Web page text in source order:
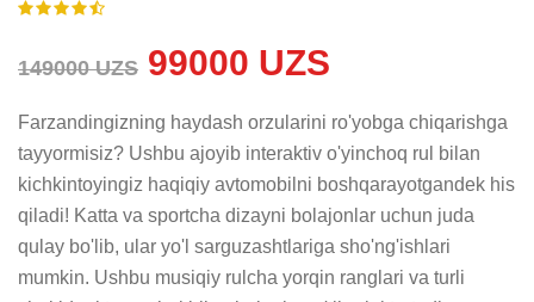
149000 UZS 99000 UZS
Farzandingizning haydash orzularini ro'yobga chiqarishga
tayyormisiz? Ushbu ajoyib interaktiv o'yinchoq rul bilan
kichkintoyingiz haqiqiy avtomobilni boshqarayotgandek his
qiladi! Katta va sportcha dizayni bolajonlar uchun juda
qulay bo'lib, ular yo'l sarguzashtlariga sho'ng'ishlari
mumkin. Ushbu musiqiy rulcha yorqin ranglari va turli